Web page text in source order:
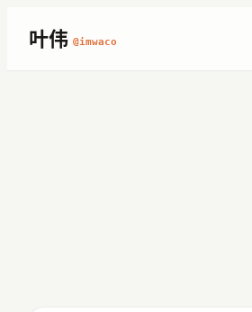
内
叶伟 @imwaco